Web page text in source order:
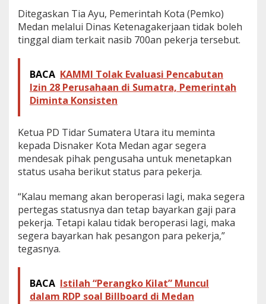
Ditegaskan Tia Ayu, Pemerintah Kota (Pemko)
Medan melalui Dinas Ketenagakerjaan tidak boleh
tinggal diam terkait nasib 700an pekerja tersebut.
BACA KAMMI Tolak Evaluasi Pencabutan
Izin 28 Perusahaan di Sumatra, Pemerintah
Diminta Konsisten
Ketua PD Tidar Sumatera Utara itu meminta
kepada Disnaker Kota Medan agar segera
mendesak pihak pengusaha untuk menetapkan
status usaha berikut status para pekerja.
“Kalau memang akan beroperasi lagi, maka segera
pertegas statusnya dan tetap bayarkan gaji para
pekerja. Tetapi kalau tidak beroperasi lagi, maka
segera bayarkan hak pesangon para pekerja,”
tegasnya.
BACA Istilah “Perangko Kilat” Muncul
dalam RDP soal Billboard di Medan